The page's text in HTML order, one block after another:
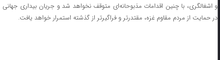
و اشغالگری، با چنین اقدامات مذبوحانه‌ای متوقف نخواهد شد و جریان بیداری جهانی
در حمایت از مردم مقاوم غزه، مقتدرتر و فراگیرتر از گذشته استمرار خواهد یافت.